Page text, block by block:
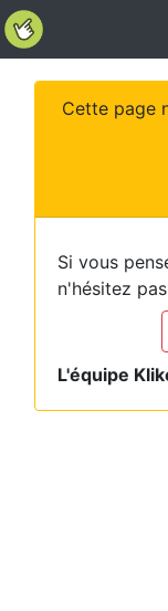
Cette page
Si vous
n'hésitez
L'équipe